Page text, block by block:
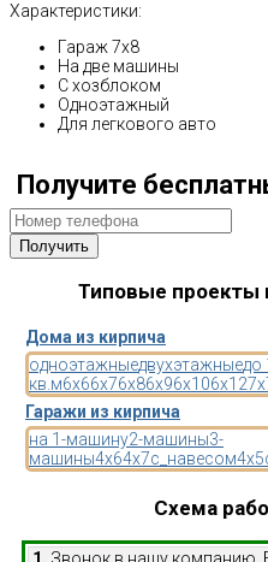
Характеристики:
Гараж 7х8
На две машины
С хозблоком
Одноэтажный
Для легкового авто
Получите
Типовые проекты
Дома из кирпича
одноэтажныедвухэтажныедо
кв.м6x66x76x86x96x106x12
Гаражи из кирпича
на 1-машину2-машины3-
машины4x64x7с_навесом4x5
Схема